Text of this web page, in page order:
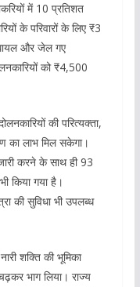
में 10 प्रतिशत
के परिवारों के लिए ₹3
और जेल गए
को ₹4,500
की परित्यक्ता,
का लाभ मिल सकेगा।
करने के साथ ही 93
किया गया है।
की सुविधा भी उपलब्ध
शक्ति की भूमिका
भाग लिया। राज्य